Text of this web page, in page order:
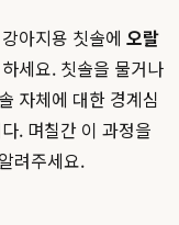
아지용 칫솔에 오랄
세요. 칫솔을 물거나
자체에 대한 경계심
. 며칠간 이 과정을
려주세요.